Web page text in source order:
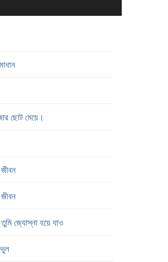
ছোট মেয়ে।
তুমি জ্যোস্না হয়ে যাও